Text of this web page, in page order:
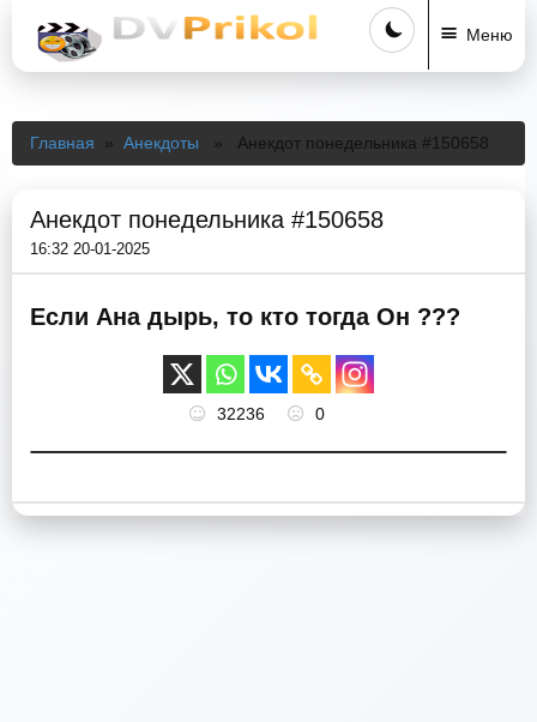
Меню
Главная » Анекдоты » Анекдот понедельника #150658
Анекдот понедельника #150658
16:32 20-01-2025
Если Ана дырь, то кто тогда Он ???
32236 0